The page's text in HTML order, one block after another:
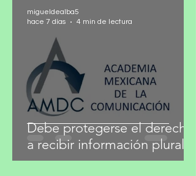
Debe protegerse el derecho
a recibir información plural
migueldealba5
hace 7 días